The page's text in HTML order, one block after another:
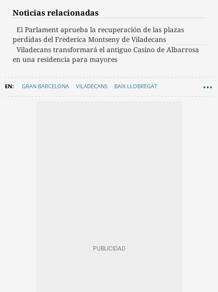
Noticias relacionadas
El Parlament aprueba la recuperación de las plazas
perdidas del Frederica Montseny de Viladecans
Viladecans transformará el antiguo Casino de Albarrosa
en una residencia para mayores
GRAN BARCELONA VILADECANS BAIX LLOBREGAT